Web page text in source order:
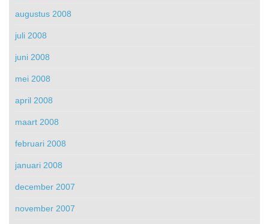
augustus 2008
juli 2008
juni 2008
mei 2008
april 2008
maart 2008
februari 2008
januari 2008
december 2007
november 2007